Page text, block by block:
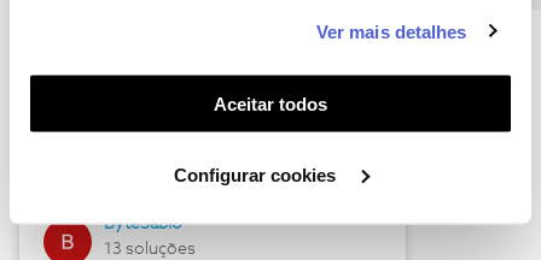
funcionalidades (cookies de personalização e
funcionalidade) e adaptar anúncios aos seus interesses
(cookies de publicidade personalizada). Pode gerir a
utilização dos cookies clicando em "Configurar
Ver mais detalhes
Aceitar todos
Configurar cookies
Hall of Fame de julho
17 soluções
ByteSábio
13 soluções